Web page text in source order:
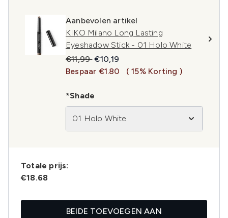
Aanbevolen artikel
KIKO Milano Long Lasting
Eyeshadow Stick - 01 Holo White
Recommended Retail Price:
€11,99Huidige prijs:
€10,19
Bespaar €1.80
( 15% Korting )
*Shade
01 Holo White
Totale prijs:
€18.68
BEIDE TOEVOEGEN AAN